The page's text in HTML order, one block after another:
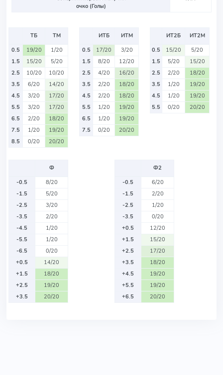
очко (Голы)
ТБ
ТМ
0.5
19/20
1/20
1.5
15/20
5/20
2.5
10/20
10/20
3.5
6/20
14/20
4.5
3/20
17/20
5.5
3/20
17/20
6.5
2/20
18/20
7.5
1/20
19/20
8.5
0/20 20/20
ИТБ
ИТМ
0.5
17/20
3/20
1.5
8/20
12/20
2.5
4/20
16/20
3.5
2/20
18/20
4.5
2/20
18/20
5.5
1/20
19/20
6.5
1/20
19/20
7.5
0/20 20/20
ИТ2Б
ИТ2М
0.5
15/20
5/20
1.5
5/20
15/20
2.5
2/20
18/20
3.5
1/20
19/20
4.5
1/20
19/20
5.5
0/20 20/20
Ф
-0.5
8/20
-1.5
5/20
-2.5
3/20
-3.5
2/20
-4.5
1/20
-5.5
1/20
-6.5
0/20
+0.5
14/20
+1.5
18/20
+2.5
19/20
+3.5
20/20
Ф2
-0.5
6/20
-1.5
2/20
-2.5
1/20
-3.5
0/20
+0.5
12/20
+1.5
15/20
+2.5
17/20
+3.5
18/20
+4.5
19/20
+5.5
19/20
+6.5
20/20